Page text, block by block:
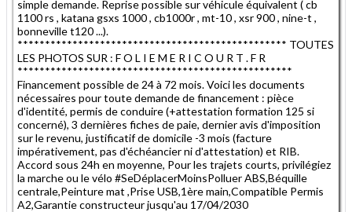
simple demande. Reprise possible sur véhicule équivalent ( cb
1100 rs , katana gsxs 1000 , cb1000r , mt-10 , xsr 900 , nine-t ,
bonneville t120 ...).
************************************************* TOUTES
LES PHOTOS SUR : F O L I E M E R I C O U R T . F R
**************************************************
Financement possible de 24 à 72 mois. Voici les documents
nécessaires pour toute demande de financement : pièce
d'identité, permis de conduire (+attestation formation 125 si
concerné), 3 dernières fiches de paie, dernier avis d'imposition
sur le revenu, justificatif de domicile -3 mois (facture
impérativement, pas d'échéancier ni d'attestation) et RIB.
Accord sous 24h en moyenne, Pour les trajets courts, privilégiez
la marche ou le vélo #SeDéplacerMoinsPolluer ABS,Béquille
centrale,Peinture mat ,Prise USB,1ère main,Compatible Permis
A2,Garantie constructeur jusqu'au 17/04/2030